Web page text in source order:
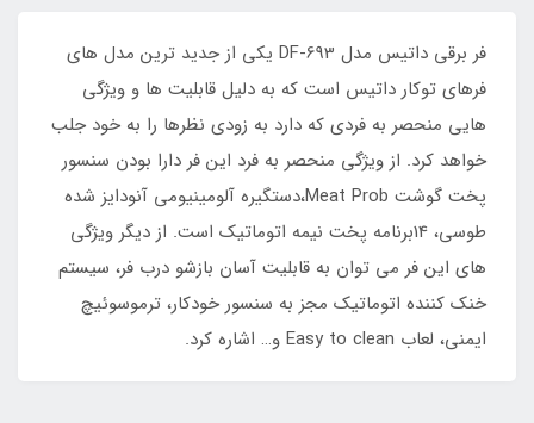
فر برقی داتیس مدل DF-693 یکی از جدید ترین مدل های
فرهای توکار داتیس است که به دلیل قابلیت ها و ویژگی
هایی منحصر به فردی که دارد به زودی نظرها را به خود جلب
خواهد کرد. از ویژگی منحصر به فرد این فر دارا بودن سنسور
پخت گوشت Meat Prob،دستگیره آلومینیومی آنودایز شده
طوسی، 14برنامه پخت نیمه اتوماتیک است. از دیگر ویژگی
های این فر می توان به قابلیت آسان بازشو درب فر، سیستم
خنک کننده اتوماتیک مجز به سنسور خودکار، ترموسوئیچ
ایمنی، لعاب Easy to clean و… اشاره کرد.